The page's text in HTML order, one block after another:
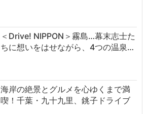
＜Drive! NIPPON＞霧島…幕末志士た
ちに想いをはせながら、4つの温泉…
海岸の絶景とグルメを心ゆくまで満
喫！千葉・九十九里、銚子ドライブ